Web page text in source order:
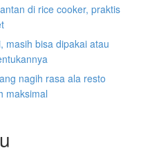
di rice cooker, praktis
masih bisa dipakai atau
nagih rasa ala resto
maksimal